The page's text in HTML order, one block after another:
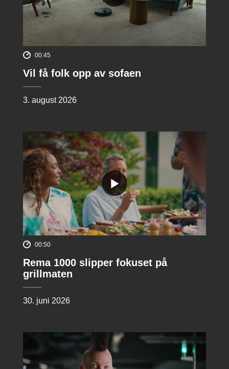
00:45
Vil få folk opp av sofaen
3. august 2026
00:50
Rema 1000 slipper fokuset på
grillmaten
30. juni 2026